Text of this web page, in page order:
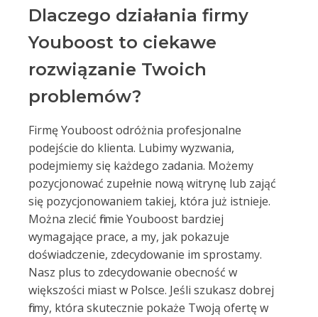
Dlaczego działania firmy
Youboost to ciekawe
rozwiązanie Twoich
problemów?
Firmę Youboost odróżnia profesjonalne
podejście do klienta. Lubimy wyzwania,
podejmiemy się każdego zadania. Możemy
pozycjonować zupełnie nową witrynę lub zająć
się pozycjonowaniem takiej, która już istnieje.
Można zlecić firmie Youboost bardziej
wymagające prace, a my, jak pokazuje
doświadczenie, zdecydowanie im sprostamy.
Nasz plus to zdecydowanie obecność w
większości miast w Polsce. Jeśli szukasz dobrej
firmy, która skutecznie pokaże Twoją ofertę w